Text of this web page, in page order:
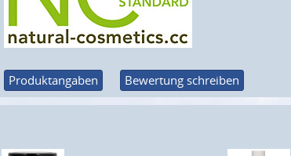
Produktangaben Bewertung schreiben